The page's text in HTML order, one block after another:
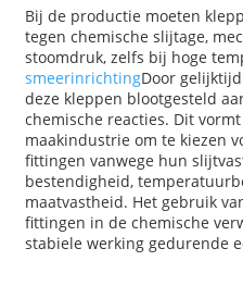
Bij de productie moeten
tegen chemische slijtage,
stoomdruk, zelfs bij hoge
smeerinrichtingDoor
deze kleppen blootgesteld
chemische reacties. Dit
maakindustrie om te kiezen
fittingen vanwege hun
bestendigheid,
maatvastheid. Het gebruik
fittingen in de chemische
stabiele werking gedurende